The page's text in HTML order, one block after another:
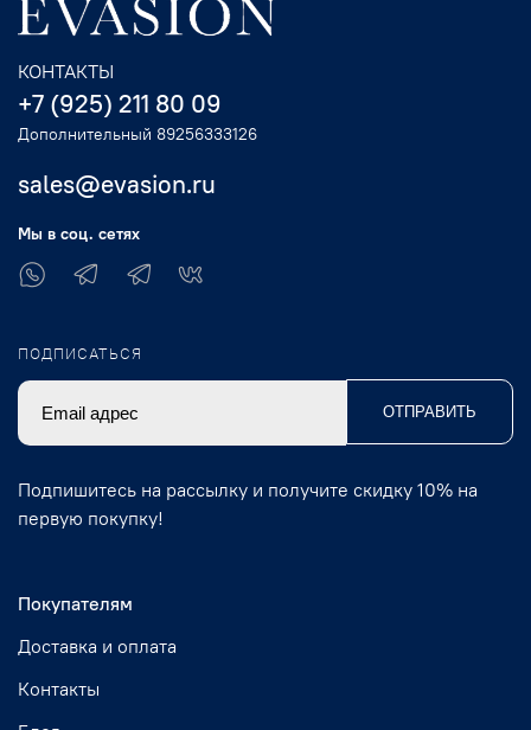
Покупателям
Доставка и оплата
Контакты
КОНТАКТЫ
+7 (925) 211 80 09
Дополнительный 89256333126
sales@evasion.ru
Мы в соц. сетях
ПОДПИСАТЬСЯ
ОТПРАВИТЬ
Подпишитесь на рассылку и получите скидку 10% на
первую покупку!